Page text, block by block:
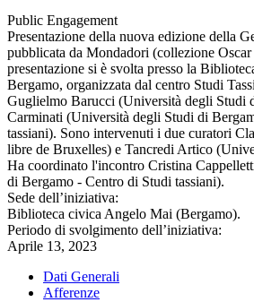
Public Engagement
Presentazione della nuova edizione della
pubblicata da Mondadori (collezione
presentazione si è svolta presso la
Bergamo, organizzata dal centro Studi
Guglielmo Barucci (Università degli Studi
Carminati (Università degli Studi di
tassiani). Sono intervenuti i due curatori
libre de Bruxelles) e Tancredi Artico
Ha coordinato l'incontro Cristina
di Bergamo - Centro di Studi tassiani).
Sede dell’iniziativa:
Biblioteca civica Angelo Mai (Bergamo).
Periodo di svolgimento dell’iniziativa:
Aprile 13, 2023
Dati Generali
Afferenze